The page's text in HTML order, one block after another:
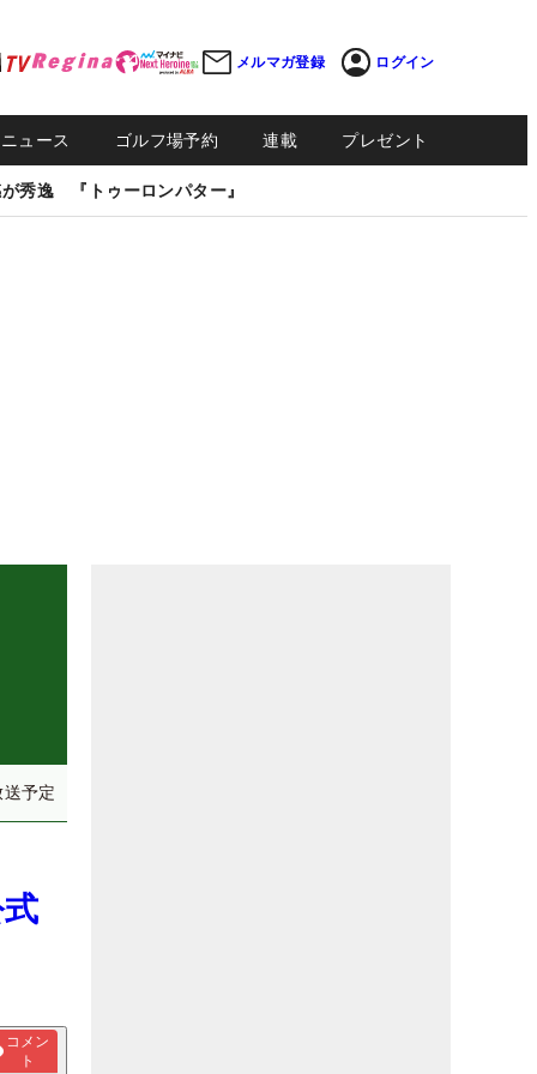
メルマガ登録 ログイン
ュース ゴルフ場予約 連載 プレゼント
秀逸 『トゥーロンパター』
予定
コメン
ト